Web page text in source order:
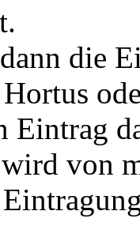
die
Eintrag
von